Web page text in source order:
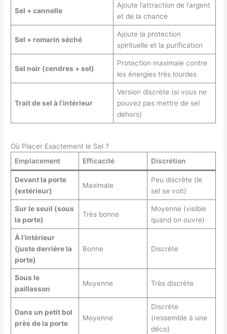
Sel + cannelle
Ajoute l’attraction de l’argent
et de la chance
Sel + romarin séché
Ajoute la protection
spirituelle et la purification
Sel noir (cendres + sel)
Protection maximale contre
les énergies très lourdes
Trait de sel à l’intérieur
Version discrète (si vous ne
pouvez pas mettre de sel
dehors)
Où Placer Exactement le Sel ?
Emplacement
Efficacité Discrétion
Devant la porte
(extérieur)
Maximale
Peu discrète (le
sel se voit)
Sur le seuil (sous
la porte)
Très bonne
Moyenne (visible
quand on ouvre)
À l’intérieur
(juste derrière la
porte)
Bonne Discrète
Sous le
paillasson
Moyenne Très discrète
Dans un petit bol
près de la porte
Moyenne
Discrète
(ressemble à une
déco)